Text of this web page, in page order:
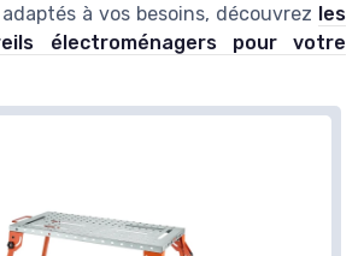
à vos besoins, découvrez les
électroménagers pour votre